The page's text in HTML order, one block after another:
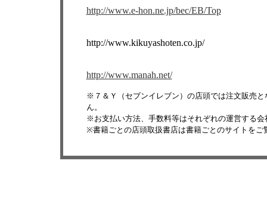
http://www.e-hon.ne.jp/bec/EB/Top
http://www.kikuyashoten.co.jp/
http://www.manah.net/
※７＆Ｙ（セブンイレブン）の店頭では注文販売
ん。
※お支払い方法、手数料等はそれぞれの運営する会
※書籍ごとの店頭取扱書店は書籍ごとのサイトをご